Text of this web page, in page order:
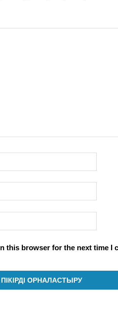
this browser for the next time I